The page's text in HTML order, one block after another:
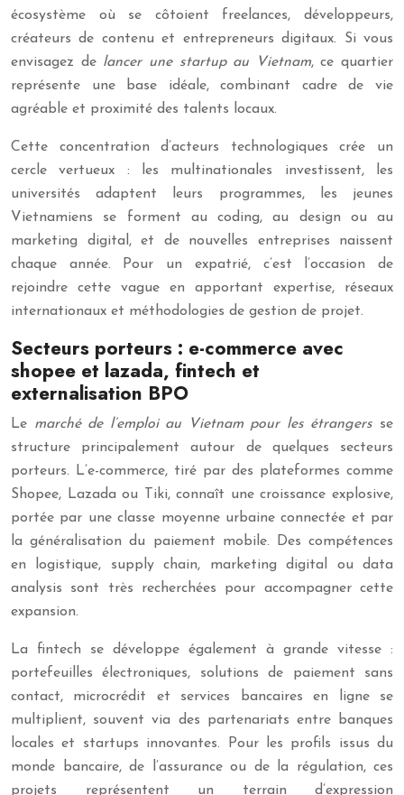
écosystème où se côtoient freelances, développeurs,
créateurs de contenu et entrepreneurs digitaux. Si vous
envisagez de lancer une startup au Vietnam, ce quartier
représente une base idéale, combinant cadre de vie
agréable et proximité des talents locaux.
Cette concentration d’acteurs technologiques crée un
cercle vertueux : les multinationales investissent, les
universités adaptent leurs programmes, les jeunes
Vietnamiens se forment au coding, au design ou au
marketing digital, et de nouvelles entreprises naissent
chaque année. Pour un expatrié, c’est l’occasion de
rejoindre cette vague en apportant expertise, réseaux
internationaux et méthodologies de gestion de projet.
Secteurs porteurs : e-commerce avec
shopee et lazada, fintech et
externalisation BPO
Le marché de l’emploi au Vietnam pour les étrangers se
structure principalement autour de quelques secteurs
porteurs. L’e-commerce, tiré par des plateformes comme
Shopee, Lazada ou Tiki, connaît une croissance explosive,
portée par une classe moyenne urbaine connectée et par
la généralisation du paiement mobile. Des compétences
en logistique, supply chain, marketing digital ou data
analysis sont très recherchées pour accompagner cette
expansion.
La fintech se développe également à grande vitesse :
portefeuilles électroniques, solutions de paiement sans
contact, microcrédit et services bancaires en ligne se
multiplient, souvent via des partenariats entre banques
locales et startups innovantes. Pour les profils issus du
monde bancaire, de l’assurance ou de la régulation, ces
projets représentent un terrain d’expression